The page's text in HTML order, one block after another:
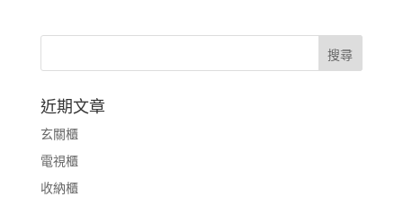
近期文章
玄關櫃
電視櫃
收納櫃